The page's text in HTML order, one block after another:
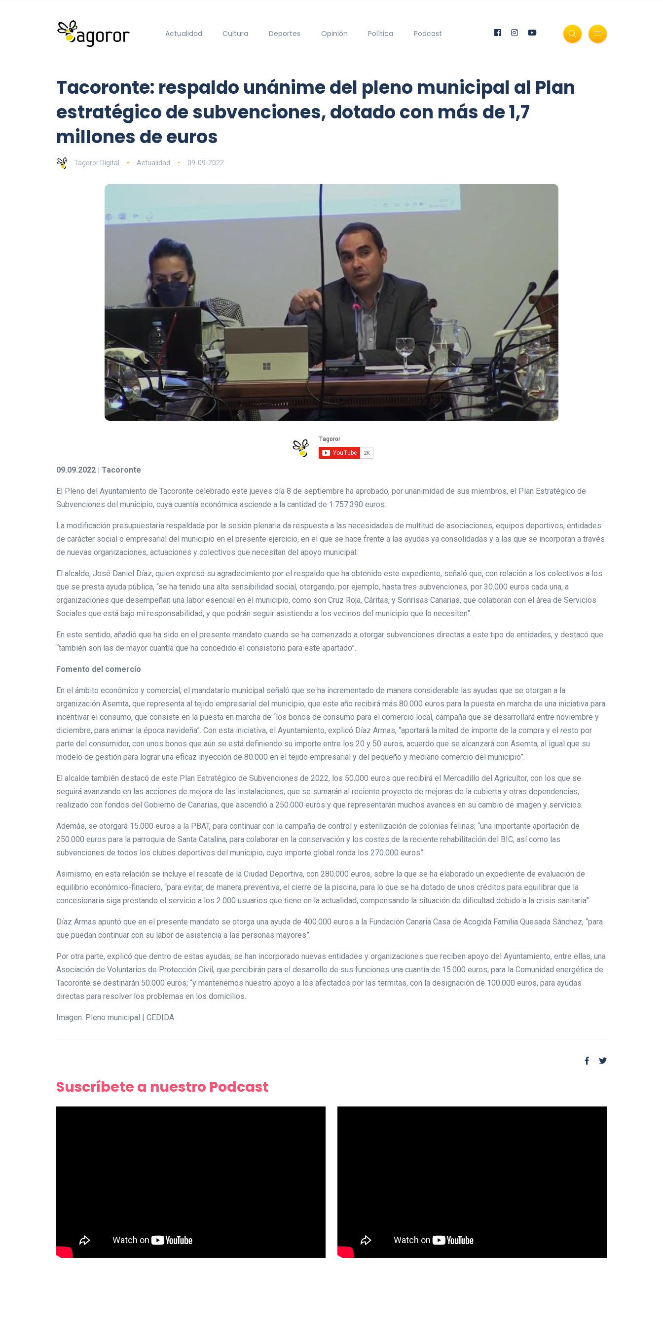
Actualidad Cultura Deportes Opinión Política Podcast
Tacoronte: respaldo unánime del pleno municipal al Plan
estratégico de subvenciones, dotado con más de 1,7
millones de euros
Tagoror Digital Actualidad 09-09-2022
09.09.2022 | Tacoronte
El Pleno del Ayuntamiento de Tacoronte celebrado este jueves día 8 de septiembre ha aprobado, por unanimidad de sus miembros, el Plan Estratégico de
Subvenciones del municipio, cuya cuantía económica asciende a la cantidad de 1.757.390 euros.
La modificación presupuestaria respaldada por la sesión plenaria da respuesta a las necesidades de multitud de asociaciones, equipos deportivos, entidades
de carácter social o empresarial del municipio en el presente ejercicio, en el que se hace frente a las ayudas ya consolidadas y a las que se incorporan a través
de nuevas organizaciones, actuaciones y colectivos que necesitan del apoyo municipal.
El alcalde, José Daniel Díaz, quien expresó su agradecimiento por el respaldo que ha obtenido este expediente, señaló que, con relación a los colectivos a los
que se presta ayuda pública, “se ha tenido una alta sensibilidad social, otorgando, por ejemplo, hasta tres subvenciones, por 30.000 euros cada una, a
organizaciones que desempeñan una labor esencial en el municipio, como son Cruz Roja, Cáritas, y Sonrisas Canarias, que colaboran con el área de Servicios
Sociales que está bajo mi responsabilidad, y que podrán seguir asistiendo a los vecinos del municipio que lo necesiten”.
En este sentido, añadió que ha sido en el presente mandato cuando se ha comenzado a otorgar subvenciones directas a este tipo de entidades, y destacó que
“también son las de mayor cuantía que ha concedido el consistorio para este apartado”.
Fomento del comercio
En el ámbito económico y comercial, el mandatario municipal señaló que se ha incrementado de manera considerable las ayudas que se otorgan a la
organización Asemta, que representa al tejido empresarial del municipio, que este año recibirá más 80.000 euros para la puesta en marcha de una iniciativa para
incentivar el consumo, que consiste en la puesta en marcha de “los bonos de consumo para el comercio local, campaña que se desarrollará entre noviembre y
diciembre, para animar la época navideña”. Con esta iniciativa, el Ayuntamiento, explicó Díaz Armas, “aportará la mitad de importe de la compra y el resto por
parte del consumidor, con unos bonos que aún se está definiendo su importe entre los 20 y 50 euros, acuerdo que se alcanzará con Asemta, al igual que su
modelo de gestión para lograr una eficaz inyección de 80.000 en el tejido empresarial y del pequeño y mediano comercio del municipio”.
El alcalde también destacó de este Plan Estratégico de Subvenciones de 2022, los 50.000 euros que recibirá el Mercadillo del Agricultor, con los que se
seguirá avanzando en las acciones de mejora de las instalaciones, que se sumarán al reciente proyecto de mejoras de la cubierta y otras dependencias,
realizado con fondos del Gobierno de Canarias, que ascendió a 250.000 euros y que representarán muchos avances en su cambio de imagen y servicios.
Además, se otorgará 15.000 euros a la PBAT, para continuar con la campaña de control y esterilización de colonias felinas; “una importante aportación de
250.000 euros para la parroquia de Santa Catalina, para colaborar en la conservación y los costes de la reciente rehabilitación del BIC, así como las
subvenciones de todos los clubes deportivos del municipio, cuyo importe global ronda los 270.000 euros”.
Asimismo, en esta relación se incluye el rescate de la Ciudad Deportiva, con 280.000 euros, sobre la que se ha elaborado un expediente de evaluación de
equilibrio económico-finaciero, “para evitar, de manera preventiva, el cierre de la piscina, para lo que se ha dotado de unos créditos para equilibrar que la
concesionaria siga prestando el servicio a los 2.000 usuarios que tiene en la actualidad, compensando la situación de dificultad debido a la crisis sanitaria”
Díaz Armas apuntó que en el presente mandato se otorga una ayuda de 400.000 euros a la Fundación Canaria Casa de Acogida Familia Quesada Sánchez, “para
que puedan continuar con su labor de asistencia a las personas mayores”.
Por otra parte, explicó que dentro de estas ayudas, se han incorporado nuevas entidades y organizaciones que reciben apoyo del Ayuntamiento, entre ellas, una
Asociación de Voluntarios de Protección Civil, que percibirán para el desarrollo de sus funciones una cuantía de 15.000 euros; para la Comunidad energética de
Tacoronte se destinarán 50.000 euros; “y mantenemos nuestro apoyo a los afectados por las termitas, con la designación de 100.000 euros, para ayudas
directas para resolver los problemas en los domicilios.
Imagen: Pleno municipal | CEDIDA
Suscríbete a nuestro Podcast